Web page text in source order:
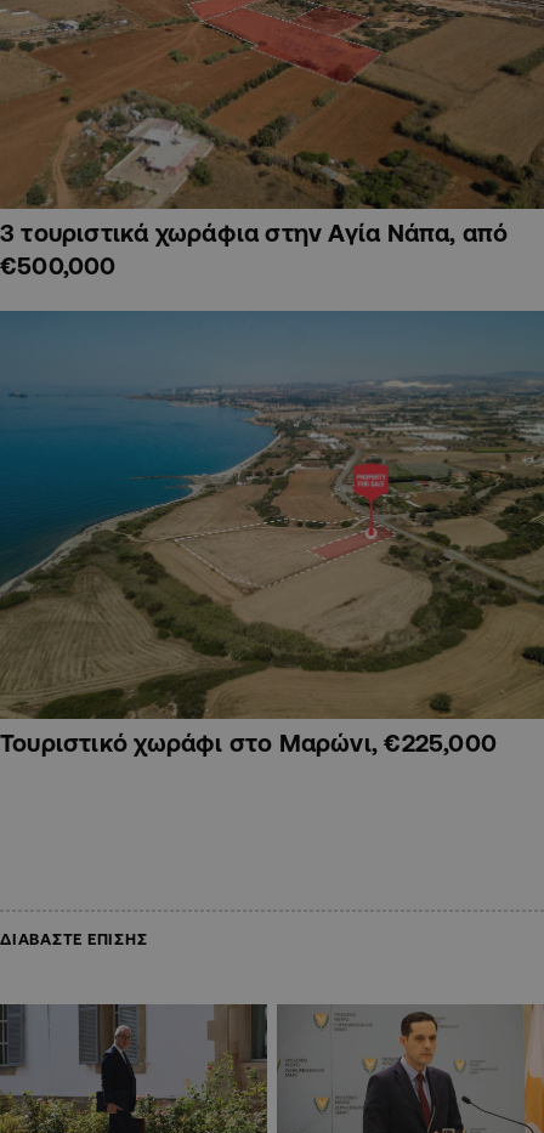
3 τουριστικά χωράφια στην Αγία Νάπα, από
€500,000
Τουριστικό χωράφι στο Μαρώνι, €225,000
ΔΙΑΒΑΣΤΕ ΕΠΙΣΗΣ